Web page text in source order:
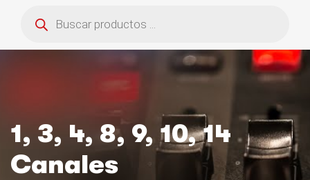
productos
1, 3, 4, 8, 9, 10, 14
Canales